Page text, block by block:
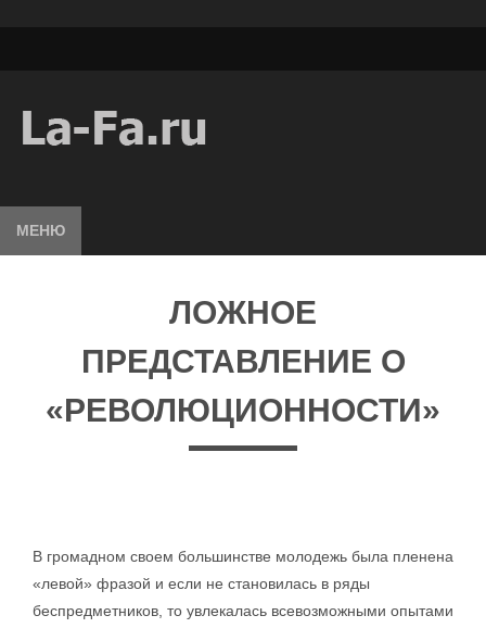
МЕНЮ
ЛОЖНОЕ
ПРЕДСТАВЛЕНИЕ О
«РЕВОЛЮЦИОННОСТИ»
В громадном своем большинстве молодежь была пленена
«левой» фразой и если не становилась в ряды
беспредметников, то увлекалась всевозможными опытами